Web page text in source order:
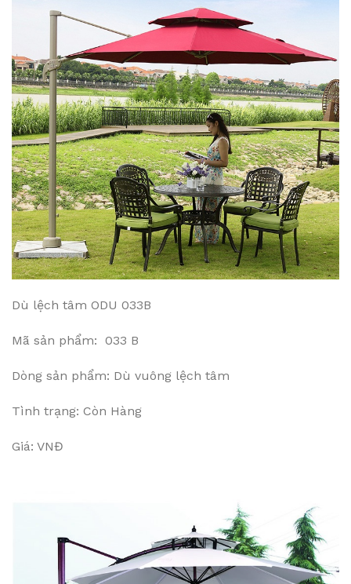
Dù lệch tâm ODU 033B
Mã sản phẩm: 033 B
Dòng sản phẩm: Dù vuông lệch tâm
Tình trạng: Còn Hàng
Giá: VNĐ